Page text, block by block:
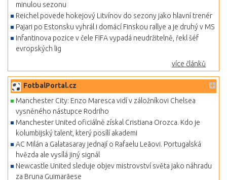
minulou sezonu
Reichel povede hokejový Litvínov do sezony jako hlavní trenér
Pajari po Estonsku vyhrál i domácí Finskou rallye a je druhý v MS
Infantinova pozice v čele FIFA vypadá neudržitelně, řekl šéf
evropských lig
více článků
FotbalPortal.cz
Manchester City: Enzo Maresca vidí v záložníkovi Chelsea
vysněného nástupce Rodriho
Manchester United oficiálně získal Cristiana Orozca. Kdo je
kolumbijský talent, který posílí akademi
AC Milán a Galatasaray jednají o Rafaelu Leãovi. Portugalská
hvězda ale vysílá jiný signál
Newcastle United sleduje objev mistrovství světa jako náhradu
za Bruna Guimarãese